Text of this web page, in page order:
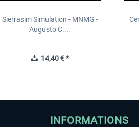
Sierrasim Simulation - MNMG -
Augusto C....
14,40 € *
INFORMATIONS